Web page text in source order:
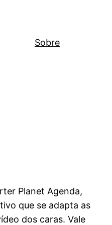
Sobre
Planet Agenda,
que se adapta as
dos caras. Vale